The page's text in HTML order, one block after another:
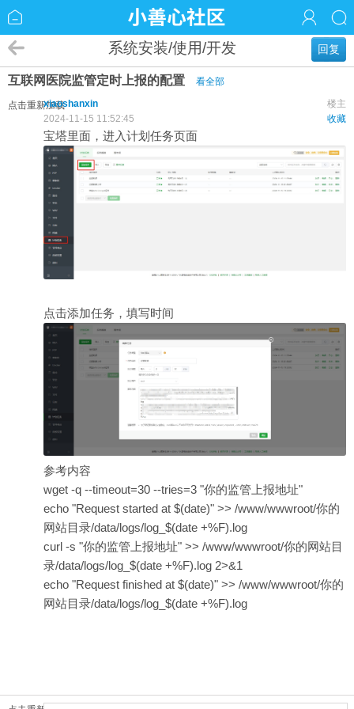
回复
系统安装/使用/开发
互联网医院监管定时上报的配置 看全部
点击重新加载 楼主
xiaoshanxin
收藏
2024-11-15 11:52:45
宝塔里面，进入计划任务页面
点击添加任务，填写时间
参考内容
wget -q --timeout=30 --tries=3 "你的监管上报地址"
echo "Request started at $(date)" >> /www/wwwroot/你的
网站目录/data/logs/log_$(date +%F).log
curl -s "你的监管上报地址" >> /www/wwwroot/你的网站目
录/data/logs/log_$(date +%F).log 2>&1
echo "Request finished at $(date)" >> /www/wwwroot/你的
网站目录/data/logs/log_$(date +%F).log